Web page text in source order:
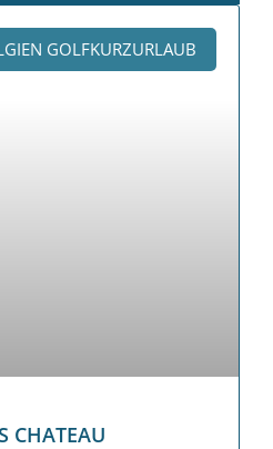
GOLFKURZURLAUB
CHATEAU